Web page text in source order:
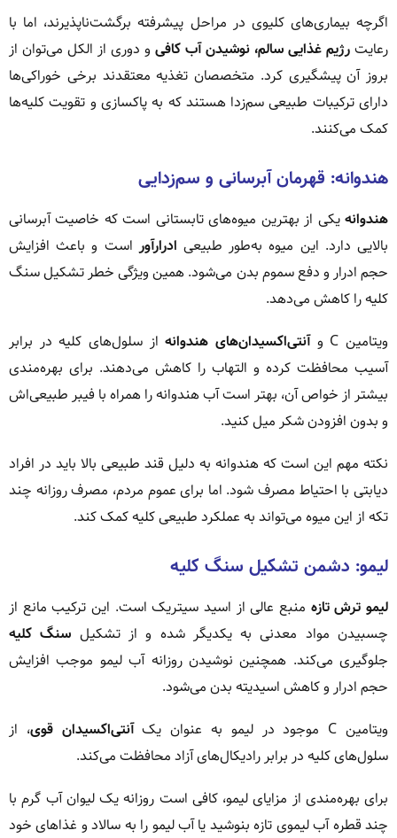
اگرچه بیماری‌های کلیوی در مراحل پیشرفته برگشت‌ناپذیرند، اما با
رعایت رژیم غذایی سالم، نوشیدن آب کافی و دوری از الکل می‌توان از
بروز آن پیشگیری کرد. متخصصان تغذیه معتقدند برخی خوراکی‌ها
دارای ترکیبات طبیعی سم‌زدا هستند که به پاکسازی و تقویت کلیه‌ها
کمک می‌کنند.
هندوانه: قهرمان آبرسانی و سم‌زدایی
هندوانه یکی از بهترین میوه‌های تابستانی است که خاصیت آبرسانی
بالایی دارد. این میوه به‌طور طبیعی ادرارآوراست و باعث افزایش
حجم ادرار و دفع سموم بدن می‌شود. همین ویژگی خطر تشکیل سنگ
کلیه را کاهش می‌دهد.
ویتامین C و
آنتی‌اکسیدان‌های هندوانهاز سلول‌های کلیه در برابر
آسیب محافظت کرده و التهاب را کاهش می‌دهند. برای بهره‌مندی
بیشتر از خواص آن، بهتر است آب هندوانه را همراه با فیبر طبیعی‌اش
و بدون افزودن شکر میل کنید.
نکته مهم این است که هندوانه به دلیل قند طبیعی بالا باید در افراد
دیابتی با احتیاط مصرف شود. اما برای عموم مردم، مصرف روزانه چند
تکه از این میوه می‌تواند به عملکرد طبیعی کلیه کمک کند.
لیمو: دشمن تشکیل سنگ کلیه
لیمو ترش تازه منبع عالی از اسید سیتریک است. این ترکیب مانع از
چسبیدن مواد معدنی به یکدیگر شده و از تشکیل سنگ کلیه
جلوگیری می‌کند. همچنین نوشیدن روزانه آب لیمو موجب افزایش
حجم ادرار و کاهش اسیدیته بدن می‌شود.
ویتامین C موجود در لیمو به عنوان یک
آنتی‌اکسیدان قوی، از
سلول‌های کلیه در برابر رادیکال‌های آزاد محافظت می‌کند.
برای بهره‌مندی از مزایای لیمو، کافی است روزانه یک لیوان آب گرم با
چند قطره آب لیموی تازه بنوشید یا آب لیمو را به سالاد و غذاهای خود